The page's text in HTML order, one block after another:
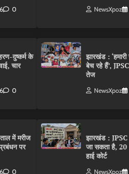
0
दुष्कर्म के
चार
0
में मरीज
पर
0
NewsXpoz
झारखंड : ‘हमारी
बेच रहे हैं’,
तेज
NewsXpoz
झारखंड : JPSC
जा सकता है,
हाई कोर्ट
NewsXpoz